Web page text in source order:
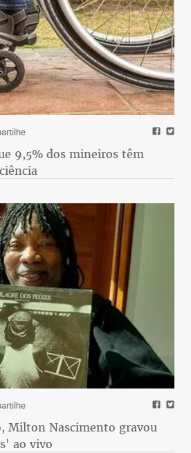
9,5% dos mineiros têm
Milton Nascimento gravou
ao vivo